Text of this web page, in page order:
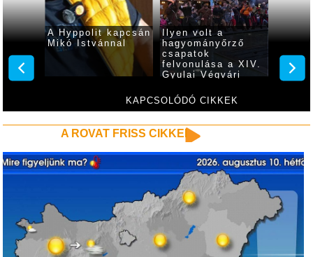
KAPCSOLÓDÓ CIKKEK
a
az
A Hyppolit kapcsán
Mikó Istvánnal
Ilyen volt a
hagyományőrző
csapatok
felvonulása a XIV.
Gyulai Végvári
A ROVAT FRISS CIKKEI